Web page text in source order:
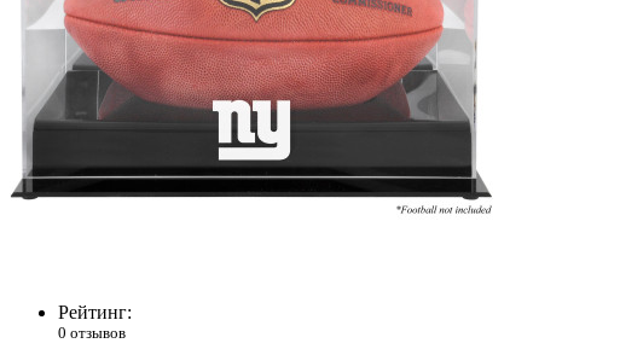
Рейтинг:
0 отзывов